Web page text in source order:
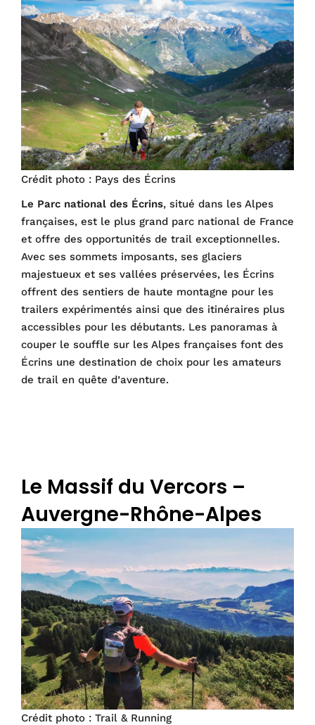
Crédit photo : Pays des Écrins
Le Parc national des Écrins, situé dans les Alpes
françaises, est le plus grand parc national de France
et offre des opportunités de trail exceptionnelles.
Avec ses sommets imposants, ses glaciers
majestueux et ses vallées préservées, les Écrins
offrent des sentiers de haute montagne pour les
trailers expérimentés ainsi que des itinéraires plus
accessibles pour les débutants. Les panoramas à
couper le souffle sur les Alpes françaises font des
Écrins une destination de choix pour les amateurs
de trail en quête d’aventure.
Le Massif du Vercors –
Auvergne-Rhône-Alpes
Crédit photo : Trail & Running